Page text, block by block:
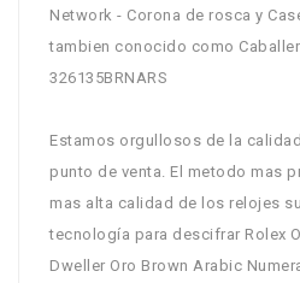
Network - Corona de rosca y
tambien conocido como
326135BRNARS
Estamos orgullosos de la
punto de venta. El metodo mas
mas alta calidad de los relojes
tecnología para descifrar Rolex
Dweller Oro Brown Arabic